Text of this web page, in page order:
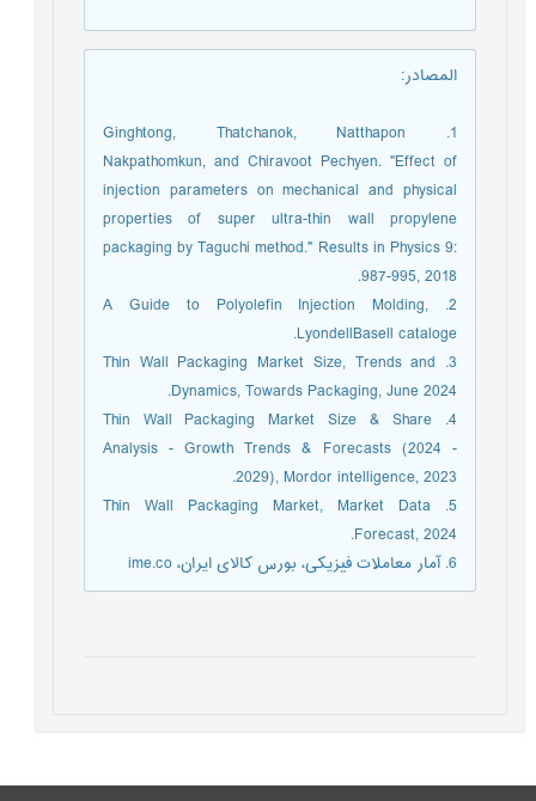
المصادر:
1. Ginghtong, Thatchanok, Natthapon
Nakpathomkun, and Chiravoot Pechyen. "Effect of
injection parameters on mechanical and physical
properties of super ultra-thin wall propylene
packaging by Taguchi method." Results in Physics 9:
987-995, 2018.
2. A Guide to Polyolefin Injection Molding,
LyondellBasell cataloge.
3. Thin Wall Packaging Market Size, Trends and
Dynamics, Towards Packaging, June 2024.
4. Thin Wall Packaging Market Size & Share
Analysis - Growth Trends & Forecasts (2024 -
2029), Mordor intelligence, 2023.
5. Thin Wall Packaging Market, Market Data
Forecast, 2024.
6. آمار معاملات فیزیکی، بورس کالای ایران، ime.co